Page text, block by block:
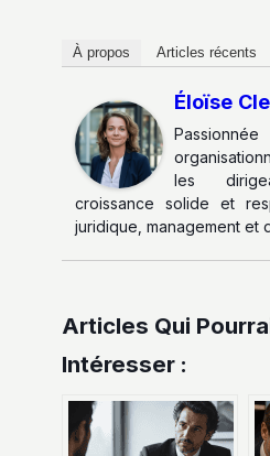
À propos Articles récents
Éloïse
les
croissance solide et
juridique, management et
Articles Qui
Intéresser :